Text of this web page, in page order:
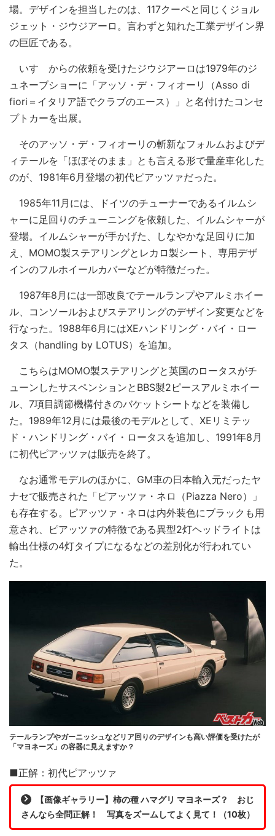
場。デザインを担当したのは、117クーペと同じくジョル
ジェット・ジウジアーロ。言わずと知れた工業デザイン界
の巨匠である。
いすゞからの依頼を受けたジウジアーロは1979年のジ
ュネーブショーに「アッソ・デ・フィオーリ（Asso di
fiori＝イタリア語でクラブのエース）」と名付けたコンセ
プトカーを出展。
そのアッソ・デ・フィオーリの斬新なフォルムおよびデ
ィテールを「ほぼそのまま」とも言える形で量産車化した
のが、1981年6月登場の初代ピアッツァだった。
1985年11月には、ドイツのチューナーであるイルムシ
ャーに足回りのチューニングを依頼した、イルムシャーが
登場。イルムシャーが手かげた、しなやかな足回りに加
え、MOMO製ステアリングとレカロ製シート、専用デザ
インのフルホイールカバーなどが特徴だった。
1987年8月には一部改良でテールランプやアルミホイー
ル、コンソールおよびステアリングのデザイン変更などを
行なった。1988年6月にはXEハンドリング・バイ・ロー
タス（handling by LOTUS）を追加。
こちらはMOMO製ステアリングと英国のロータスがチ
ューンしたサスペンションとBBS製2ピースアルミホイー
ル、7項目調節機構付きのバケットシートなどを装備し
た。1989年12月には最後のモデルとして、XEリミテッ
ド・ハンドリング・バイ・ロータスを追加し、1991年8月
に初代ピアッツァは販売を終了。
なお通常モデルのほかに、GM車の日本輸入元だったヤ
ナセで販売された「ピアッツァ・ネロ（Piazza Nero）」
も存在する。ピアッツァ・ネロは内外装色にブラックも用
意され、ピアッツァの特徴である異型2灯ヘッドライトは
輸出仕様の4灯タイプになるなどの差別化が行われてい
た。
テールランプやガーニッシュなどリア回りのデザインも高い評価を受けたが
「マヨネーズ」の容器に見えますか？
■正解：初代ピアッツァ
【画像ギャラリー】柿の種 ハマグリ マヨネーズ？ おじ
さんなら全問正解！ 写真をズームしてよく見て！（10枚）